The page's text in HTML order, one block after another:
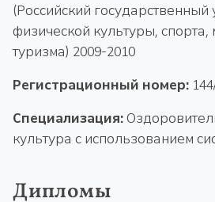
(Российский государственный
физической культуры,
туризма) 2009-2010
Регистрационный номер:
Специализация:
культура с использованием
Дипломы